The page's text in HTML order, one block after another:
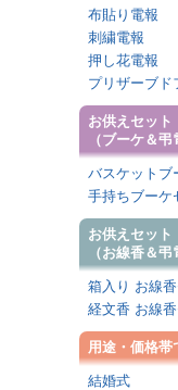
布貼り電報
刺繍電報
押し花電報
プリザーブド
お供えセット
（ブーケ＆弔
バスケットブ
手持ちブーケ
お供えセット
（お線香＆弔
箱入り お線香
経文香 お線香
用途・価格帯
結婚式